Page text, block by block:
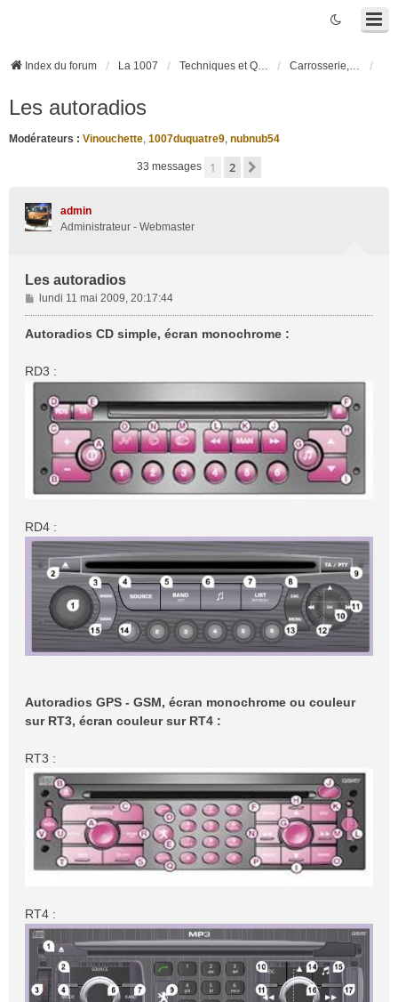
Index du forum La 1007 Techniques et Questions Carrosserie, électronique véhicule et habitacle
Les autoradios
Modérateurs : Vinouchette, 1007duquatre9, nubnub54
33 messages 1 2
admin
Administrateur - Webmaster
Les autoradios
M
e
s
g
lundi 11 mai 2009, 20:17:44
Autoradios CD simple, écran monochrome :
RD3 :
RD4 :
Autoradios GPS - GSM, écran monochrome ou couleur
sur RT3, écran couleur sur RT4 :
RT3 :
RT4 :